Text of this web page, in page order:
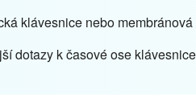
klávesnice nebo
dotazy k časové ose